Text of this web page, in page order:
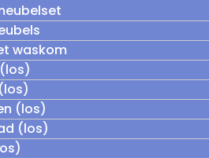
waskom
(los)
(los)